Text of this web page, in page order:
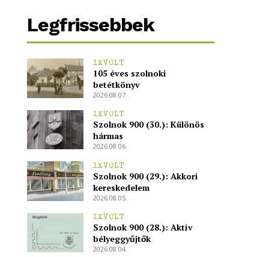
Legfrissebbek
1XVOLT
105 éves szolnoki
betétkönyv
2026.08.07.
1XVOLT
Szolnok 900 (30.): Különös
hármas
2026.08.06.
1XVOLT
Szolnok 900 (29.): Akkori
kereskedelem
2026.08.05.
1XVOLT
Szolnok 900 (28.): Aktív
bélyeggyűjtők
2026.08.04.